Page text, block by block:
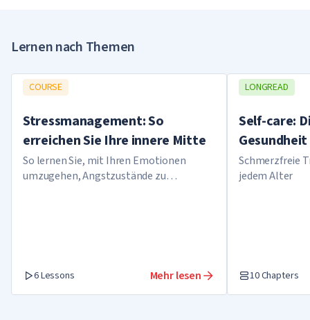
Lernen nach Themen
COURSE
Stressmanagement: So
erreichen Sie Ihre innere Mitte
So lernen Sie, mit Ihren Emotionen
umzugehen, Angstzustände zu
6 Lessons Mehr lesen
LONGREAD
Self-care:
Schmerzfreie
jedem Alter
10 Chapters